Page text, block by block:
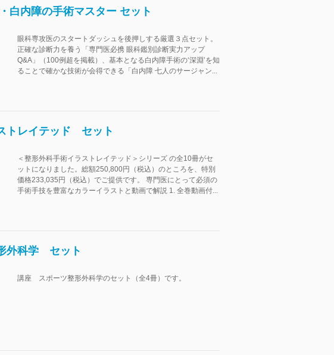
白内障の手術マスター セット
眼科専攻医のスタートダッシュを後押しする厳選３点セット。
正確な診断力を養う「専門医必携 眼科鑑別診断実力アップ
Q&A」（100例超を掲載）、基本となる白内障手術の‘深淵’を知
ることで確かな技術が会得できる「白内障 七人のサージャン...
トレイテッド セット
＜整形外科手術イラストレイテッド＞シリーズ の全10冊がセ
ットになりました。総額250,800円（税込）のところを、特別
価格233,035円（税込）でご提供です。 専門医にとって必須の
手術手技を豊富なカラーイラストと動画で解説 1. 全巻動画付...
外科学 セット
講座 スポーツ整形外科学のセット（全4冊）です。